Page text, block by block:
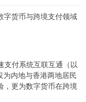
字货币与跨境支付领域
支付系统互联互通（以
为内地与香港两地居民
，更为数字货币在跨境